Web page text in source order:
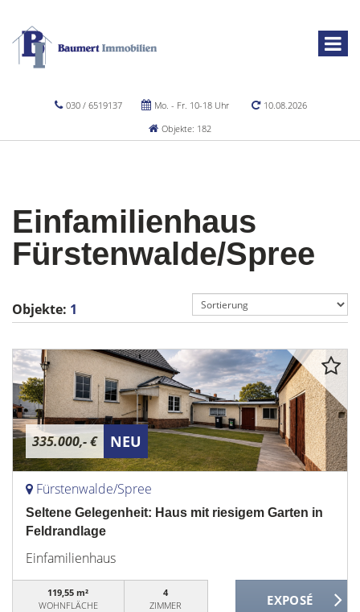
030 / 6519137 Mo. - Fr. 10-18 Uhr
10.08.2026
Objekte: 182
Einfamilienhaus
Fürstenwalde/Spree
Objekte: 1
335.000,- € NEU
Fürstenwalde/Spree
Seltene Gelegenheit: Haus mit riesigem Garten in
Feldrandlage
Einfamilienhaus
119,55 m²
WOHNFLÄCHE
4
ZIMMER